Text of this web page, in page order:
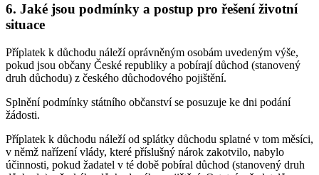
6. Jaké jsou podmínky a postup pro řešení životní
situace
Příplatek k důchodu náleží oprávněným osobám uvedeným výše,
pokud jsou občany České republiky a pobírají důchod (stanovený
druh důchodu) z českého důchodového pojištění.
Splnění podmínky státního občanství se posuzuje ke dni podání
žádosti.
Příplatek k důchodu náleží od splátky důchodu splatné v tom měsíci,
v němž nařízení vlády, které příslušný nárok zakotvilo, nabylo
účinnosti, pokud žadatel v té době pobíral důchod (stanovený druh